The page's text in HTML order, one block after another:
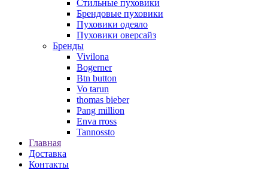
Стильные пуховики
Брендовые пуховики
Пуховики одеяло
Пуховики оверсайз
Бренды
Vivilona
Bogerner
Btn button
Vo tarun
thomas bieber
Pang million
Enva rross
Tannossto
Главная
Доставка
Контакты